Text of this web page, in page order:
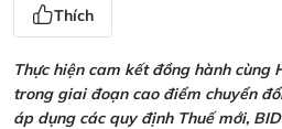
Thích
Thực hiện cam kết đồng hành cùng
trong giai đoạn cao điểm chuyển
áp dụng các quy định Thuế mới,